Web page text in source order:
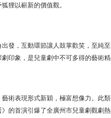
狸以嶄新的價值觀。
，互動環節讓人鼓掌歡笑，至純至
印象，是兒童劇中不可多得的藝術精
表現形式新穎，極富想像力。此類
的首演引爆了全廣州市兒童劇觀劇